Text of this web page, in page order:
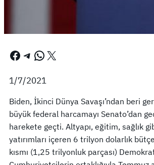
Facebook Telegram WhatsApp X
1/7/2021
Biden, İkinci Dünya Savaşı’ndan beri
büyük federal harcamayı Senato’dan
harekete geçti. Altyapı, eğitim, sağlık
yatırımları içeren 6 trilyon dolarlık
kısmı (1,25 trilyonluk parçası)